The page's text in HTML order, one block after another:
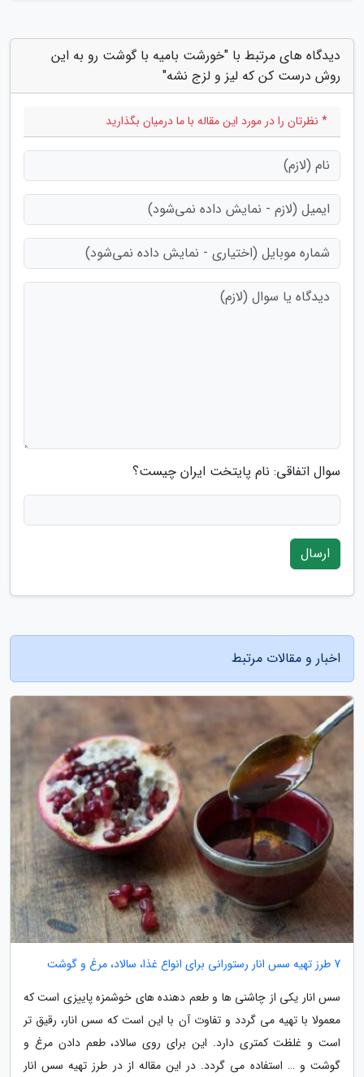
دیدگاه های مرتبط با "خورشت بامیه با گوشت رو به این
روش درست کن که لیز و لزج نشه"
* نظرتان را در مورد این مقاله با ما درمیان بگذارید
سوال اتفاقی: نام پایتخت ایران چیست؟
ارسال
اخبار و مقالات مرتبط
7 طرز تهیه سس انار رستورانی برای انواع غذا، سالاد، مرغ و گوشت
سس انار یکی از چاشنی ها و طعم دهنده های خوشمزه پاییزی است که
معمولا با تهیه می گردد و تفاوت آن با این است که سس انار، رقیق تر
است و غلظت کمتری دارد. این برای روی سالاد، طعم دادن مرغ و
گوشت و … استفاده می گردد. در این مقاله از در طرز تهیه سس انار